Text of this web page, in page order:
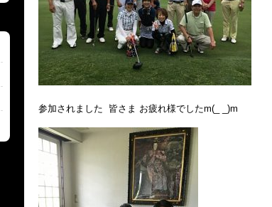
参加されました 皆さま お疲れ様でしたm(_ _)m